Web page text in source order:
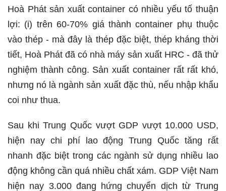
Hoà Phát sản xuất container có nhiều yếu tố thuận
lợi: (i) trên 60-70% giá thành container phụ thuộc
vào thép - mà đây là thép đặc biệt, thép kháng thời
tiết, Hoà Phát đã có nhà máy sản xuất HRC - đã thử
nghiệm thành công. Sản xuất container rất rất khó,
nhưng nó là ngành sản xuất đặc thù, nếu nhập khẩu
coi như thua.
Sau khi Trung Quốc vượt GDP vượt 10.000 USD,
hiện nay chi phí lao động Trung Quốc tăng rất
nhanh đặc biệt trong các ngành sử dụng nhiều lao
động không cần quá nhiều chất xám. GDP Việt Nam
hiện nay 3.000 đang hứng chuyển dịch từ Trung